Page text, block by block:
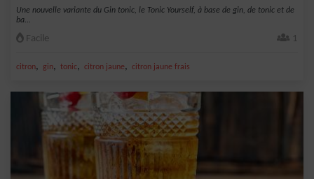
Une nouvelle variante du Gin tonic, le Tonic Yourself, à base de gin, de tonic et de
ba...
Facile 1
citron, gin, tonic, citron jaune, citron jaune frais